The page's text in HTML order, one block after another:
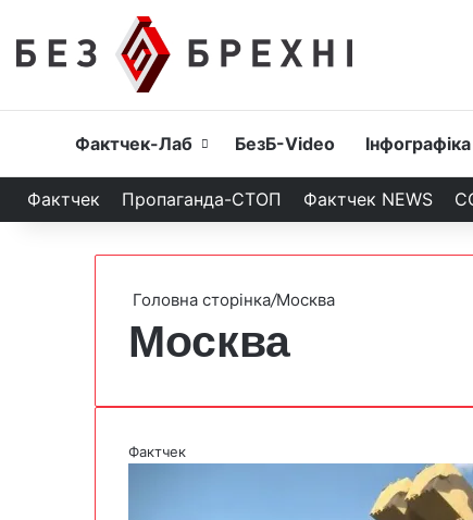
Головна
Фактчек-Лаб БезБ-Video Інфографіка
Фактчек Пропаганда-СТОП Фактчек NEWS
Головна сторінка/Москва
Москва
Фактчек